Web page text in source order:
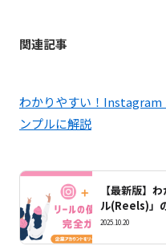
関連記事
わかりやすい！Instagram
ンプルに解説
【最新版】
ル(Reels)」
2025.10.20